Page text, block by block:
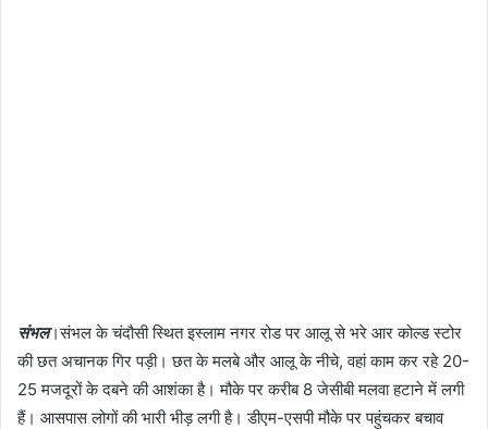
संभल।संभल के चंदौसी स्थित इस्लाम नगर रोड पर आलू से भरे आर कोल्ड स्टोर
की छत अचानक गिर पड़ी। छत के मलबे और आलू के नीचे, वहां काम कर रहे 20-
25 मजदूरों के दबने की आशंका है। मौके पर करीब 8 जेसीबी मलवा हटाने में लगी
हैं। आसपास लोगों की भारी भीड़ लगी है। डीएम-एसपी मौके पर पहुंचकर बचाव